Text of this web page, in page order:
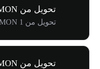
تحويل من ARMON إلى IDR
تحويل من 1 ARMON إلى Rp5.05M
تحويل من ARMON إلى EUR